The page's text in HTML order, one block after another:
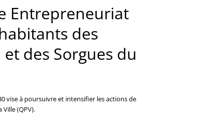
Entrepreneuriat
des
des Sorgues du
vise à poursuivre et intensifier les actions de
(QPV).